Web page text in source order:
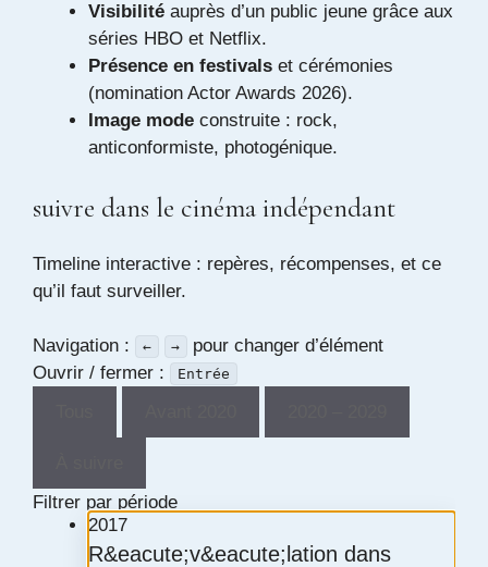
Visibilité auprès d’un public jeune grâce aux
séries HBO et Netflix.
Présence en festivals et cérémonies
(nomination Actor Awards 2026).
Image mode construite : rock,
anticonformiste, photogénique.
Découvrez une actrice américaine à
suivre dans le cinéma indépendant
Timeline interactive : repères, récompenses, et ce
qu’il faut surveiller.
Navigation : ← →
pour changer d’élément
Ouvrir / fermer :
Entrée
Filtrer par période
2017
R&eacute;v&eacute;lation dans